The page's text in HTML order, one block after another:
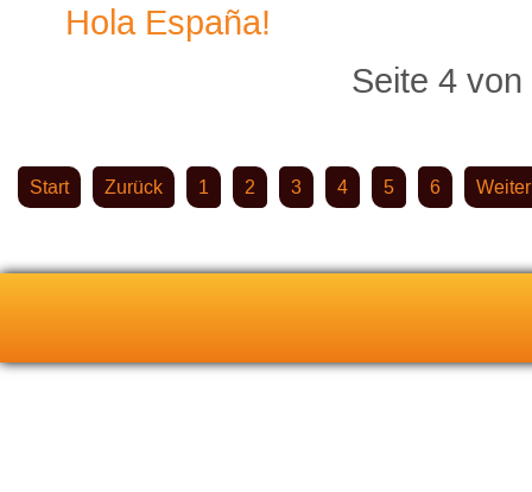
Hola España!
Seite 4 von
Start Zurück 1 2 3 4 5 6 Weiter